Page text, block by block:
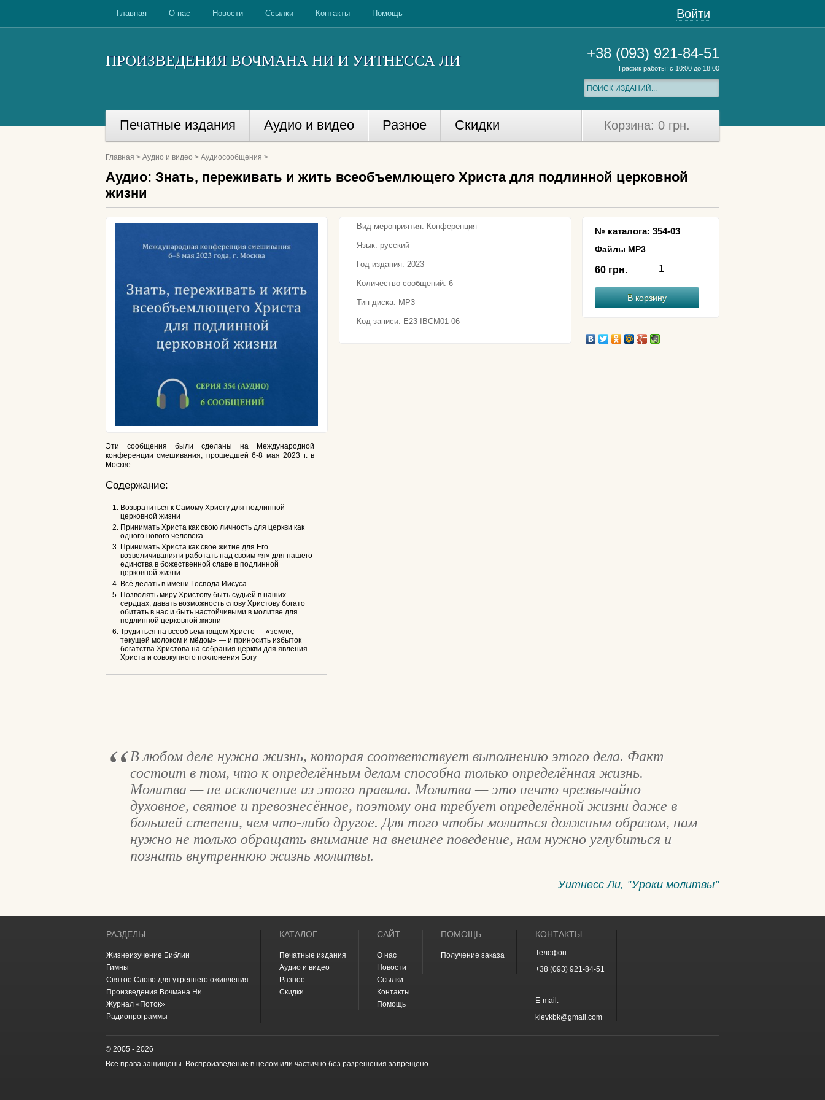
Главная О нас Новости Ссылки Контакты Помощь Войти
ПРОИЗВЕДЕНИЯ ВОЧМАНА НИ И УИТНЕССА ЛИ +38 (093) 921-84-51
График работы: c 10:00 до 18:00
Печатные издания Аудио и видео Разное Скидки Корзина: 0 грн.
Главная > Аудио и видео > Аудиосообщения >
Аудио: Знать, переживать и жить всеобъемлющего Христа для подлинной церковной
жизни
Эти сообщения были сделаны на Международной
конференции смешивания, прошедшей 6-8 мая 2023 г. в
Москве.
Содержание:
Возвратиться к Самому Христу для подлинной
церковной жизни
Принимать Христа как свою личность для церкви как
одного нового человека
Принимать Христа как своё житие для Его
возвеличивания и работать над своим «я» для нашего
единства в божественной славе в подлинной
церковной жизни
Всё делать в имени Господа Иисуса
Позволять миру Христову быть судьёй в наших
сердцах, давать возможность слову Христову богато
обитать в нас и быть настойчивыми в молитве для
подлинной церковной жизни
Трудиться на всеобъемлющем Христе — «земле,
текущей молоком и мёдом» — и приносить избыток
богатства Христова на собрания церкви для явления
Христа и совокупного поклонения Богу
Вид мероприятия: Конференция
Язык: русский
Год издания: 2023
Количество сообщений: 6
Тип диска: MP3
Код записи: E23 IBCM01-06
№ каталога: 354-03
Файлы МР3
60 грн.
В любом деле нужна жизнь, которая соответствует выполнению этого дела. Факт
состоит в том, что к определённым делам способна только определённая жизнь.
Молитва — не исключение из этого правила. Молитва — это нечто чрезвычайно
духовное, святое и превознесённое, поэтому она требует определённой жизни даже в
большей степени, чем что-либо другое. Для того чтобы молиться должным образом, нам
нужно не только обращать внимание на внешнее поведение, нам нужно углубиться и
познать внутреннюю жизнь молитвы.
Уитнесс Ли, "Уроки молитвы"
РАЗДЕЛЫ
Жизнеизучение Библии
Гимны
Святое Слово для утреннего оживления
Произведения Вочмана Ни
Журнал «Поток»
Радиопрограммы
КАТАЛОГ
Печатные издания
Аудио и видео
Разное
Скидки
САЙТ
О нас
Новости
Ссылки
Контакты
Помощь
ПОМОЩЬ
Получение заказа
КОНТАКТЫ
Телефон:
+38 (093) 921-84-51
E-mail:
kievkbk@gmail.com
© 2005 - 2026
Все права защищены. Воспроизведение в целом или частично без разрешения запрещено.